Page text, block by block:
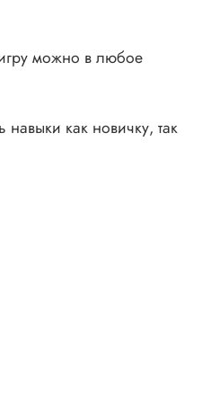
можно в любое
навыки как новичку, так